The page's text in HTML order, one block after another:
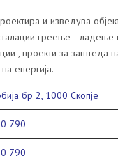
и изведува
греење –ладење
, проекти за заштеда
енергија.
бр 2, 1000 Скопје
790
790